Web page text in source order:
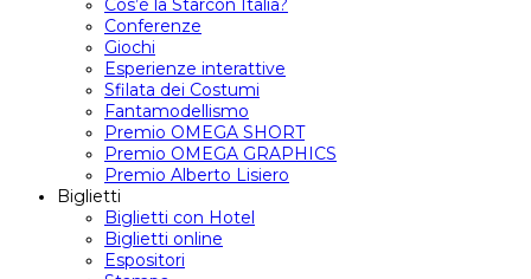
Cos’è la Starcon Italia?
Conferenze
Giochi
Esperienze interattive
Sfilata dei Costumi
Fantamodellismo
Premio OMEGA SHORT
Premio OMEGA GRAPHICS
Premio Alberto Lisiero
Biglietti
Biglietti con Hotel
Biglietti online
Espositori